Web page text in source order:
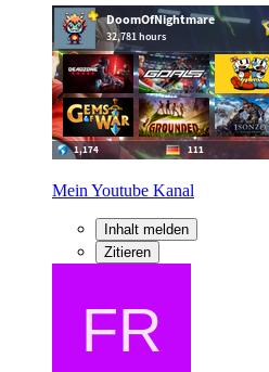
Mein Youtube Kanal
Inhalt melden
Zitieren